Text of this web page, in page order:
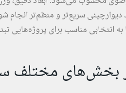
سریع‌تر و منظم‌تر انجام
انتخابی مناسب برای پروژه‌هایی
بخش‌های مختلف